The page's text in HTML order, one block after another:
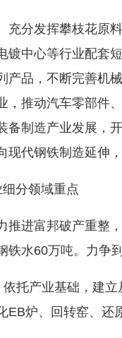
分发挥攀枝花原料
镀中心等行业配套
产品，不断完善机
，推动汽车零部件
备制造产业发展，
现代钢铁制造延伸
分领域重点
进富邦破产重整，
铁水60万吨。力争
产业基础，建立
EB炉、回转窑、